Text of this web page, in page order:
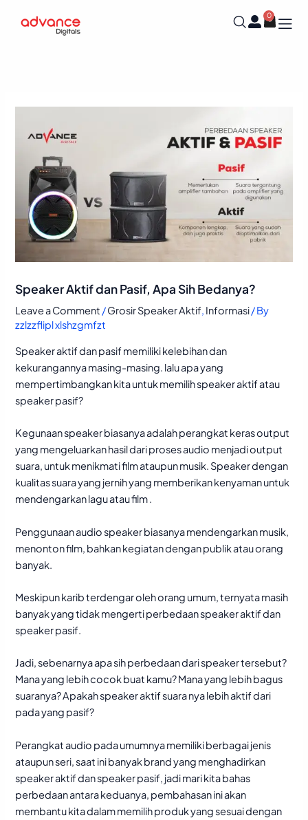
0
Cart
Speaker Aktif dan Pasif, Apa Sih Bedanya?
Leave a Comment /Grosir Speaker Aktif, Informasi/ By
zzlzzflipl xlshzgmfzt
Speaker aktif dan pasif memiliki kelebihan dan
kekurangannya masing-masing. lalu apa yang
mempertimbangkan kita untuk memilih speaker aktif atau
speaker pasif?
Kegunaan speaker biasanya adalah perangkat keras output
yang mengeluarkan hasil dari proses audio menjadi output
suara, untuk menikmati film ataupun musik. Speaker dengan
kualitas suara yang jernih yang memberikan kenyaman untuk
mendengarkan lagu atau film .
Penggunaan audio speaker biasanya mendengarkan musik,
menonton film, bahkan kegiatan dengan publik atau orang
banyak.
Meskipun karib terdengar oleh orang umum, ternyata masih
banyak yang tidak mengerti perbedaan speaker aktif dan
speaker pasif.
Jadi, sebenarnya apa sih perbedaan dari speaker tersebut?
Mana yang lebih cocok buat kamu? Mana yang lebih bagus
suaranya? Apakah speaker aktif suara nya lebih aktif dari
pada yang pasif?
Perangkat audio pada umumnya memiliki berbagai jenis
ataupun seri, saat ini banyak brand yang menghadirkan
speaker aktif dan speaker pasif, jadi mari kita bahas
perbedaan antara keduanya, pembahasan ini akan
membantu kita dalam memilih produk yang sesuai dengan